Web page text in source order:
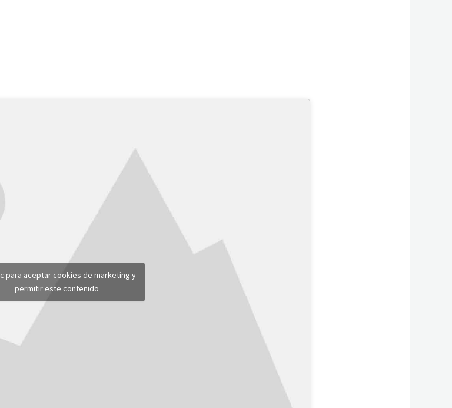
para aceptar cookies de marketing y
permitir este contenido